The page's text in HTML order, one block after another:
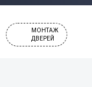
МОНТАЖ
ДВЕРЕЙ